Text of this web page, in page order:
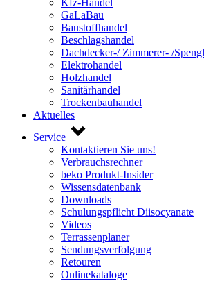
Kfz-Handel
GaLaBau
Baustoffhandel
Beschlagshandel
Dachdecker-/ Zimmerer- /
Elektrohandel
Holzhandel
Sanitärhandel
Trockenbauhandel
Aktuelles
Service
Kontaktieren Sie uns!
Verbrauchsrechner
beko Produkt-Insider
Wissensdatenbank
Downloads
Schulungspflicht Diisocyanate
Videos
Terrassenplaner
Sendungsverfolgung
Retouren
Onlinekataloge